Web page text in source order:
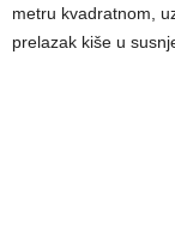
metru kvadratnom,
prelazak kiše u